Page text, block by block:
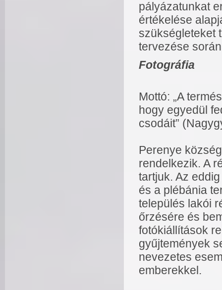
pályázatunkat
értékelése
szükségleteket
tervezése
Fotográfia
Mottó: „A
hogy egyedül
csodáit”
Perenye
rendelkezik. A
tartjuk. Az
és a plébánia
település lakói
őrzésére és
fotókiállítások
gyűjtemények
nevezetes
emberekkel.